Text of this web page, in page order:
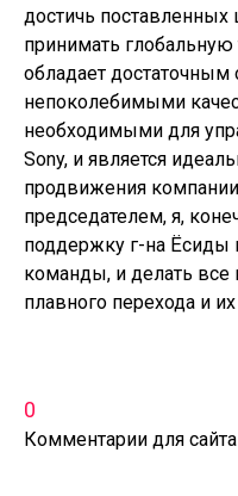
достичь
принимать глобальную
обладает
непоколебимыми
необходимыми для
Sony, и является
продвижения
председателем, я,
поддержку г-на Ёсиды
команды, и делать
плавного перехода и
0
Комментарии для сайта